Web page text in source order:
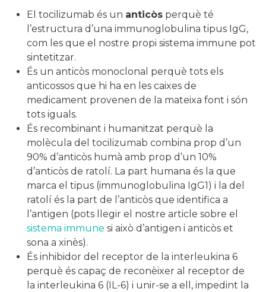
El tocilizumab és un anticòs perquè té
l’estructura d’una immunoglobulina tipus IgG,
com les que el nostre propi sistema immune pot
sintetitzar.
És un anticòs monoclonal perquè tots els
anticossos que hi ha en les caixes de
medicament provenen de la mateixa font i són
tots iguals.
És recombinant i humanitzat perquè la
molècula del tocilizumab combina prop d’un
90% d’anticòs humà amb prop d’un 10%
d’anticòs de ratolí. La part humana és la que
marca el tipus (immunoglobulina IgG1) i la del
ratolí és la part de l’anticòs que identifica a
l’antigen (pots llegir el nostre article sobre el
sistema immune si això d’antigen i anticòs et
sona a xinès).
És inhibidor del receptor de la interleukina 6
perquè és capaç de reconèixer al receptor de
la interleukina 6 (IL-6) i unir-se a ell, impedint la